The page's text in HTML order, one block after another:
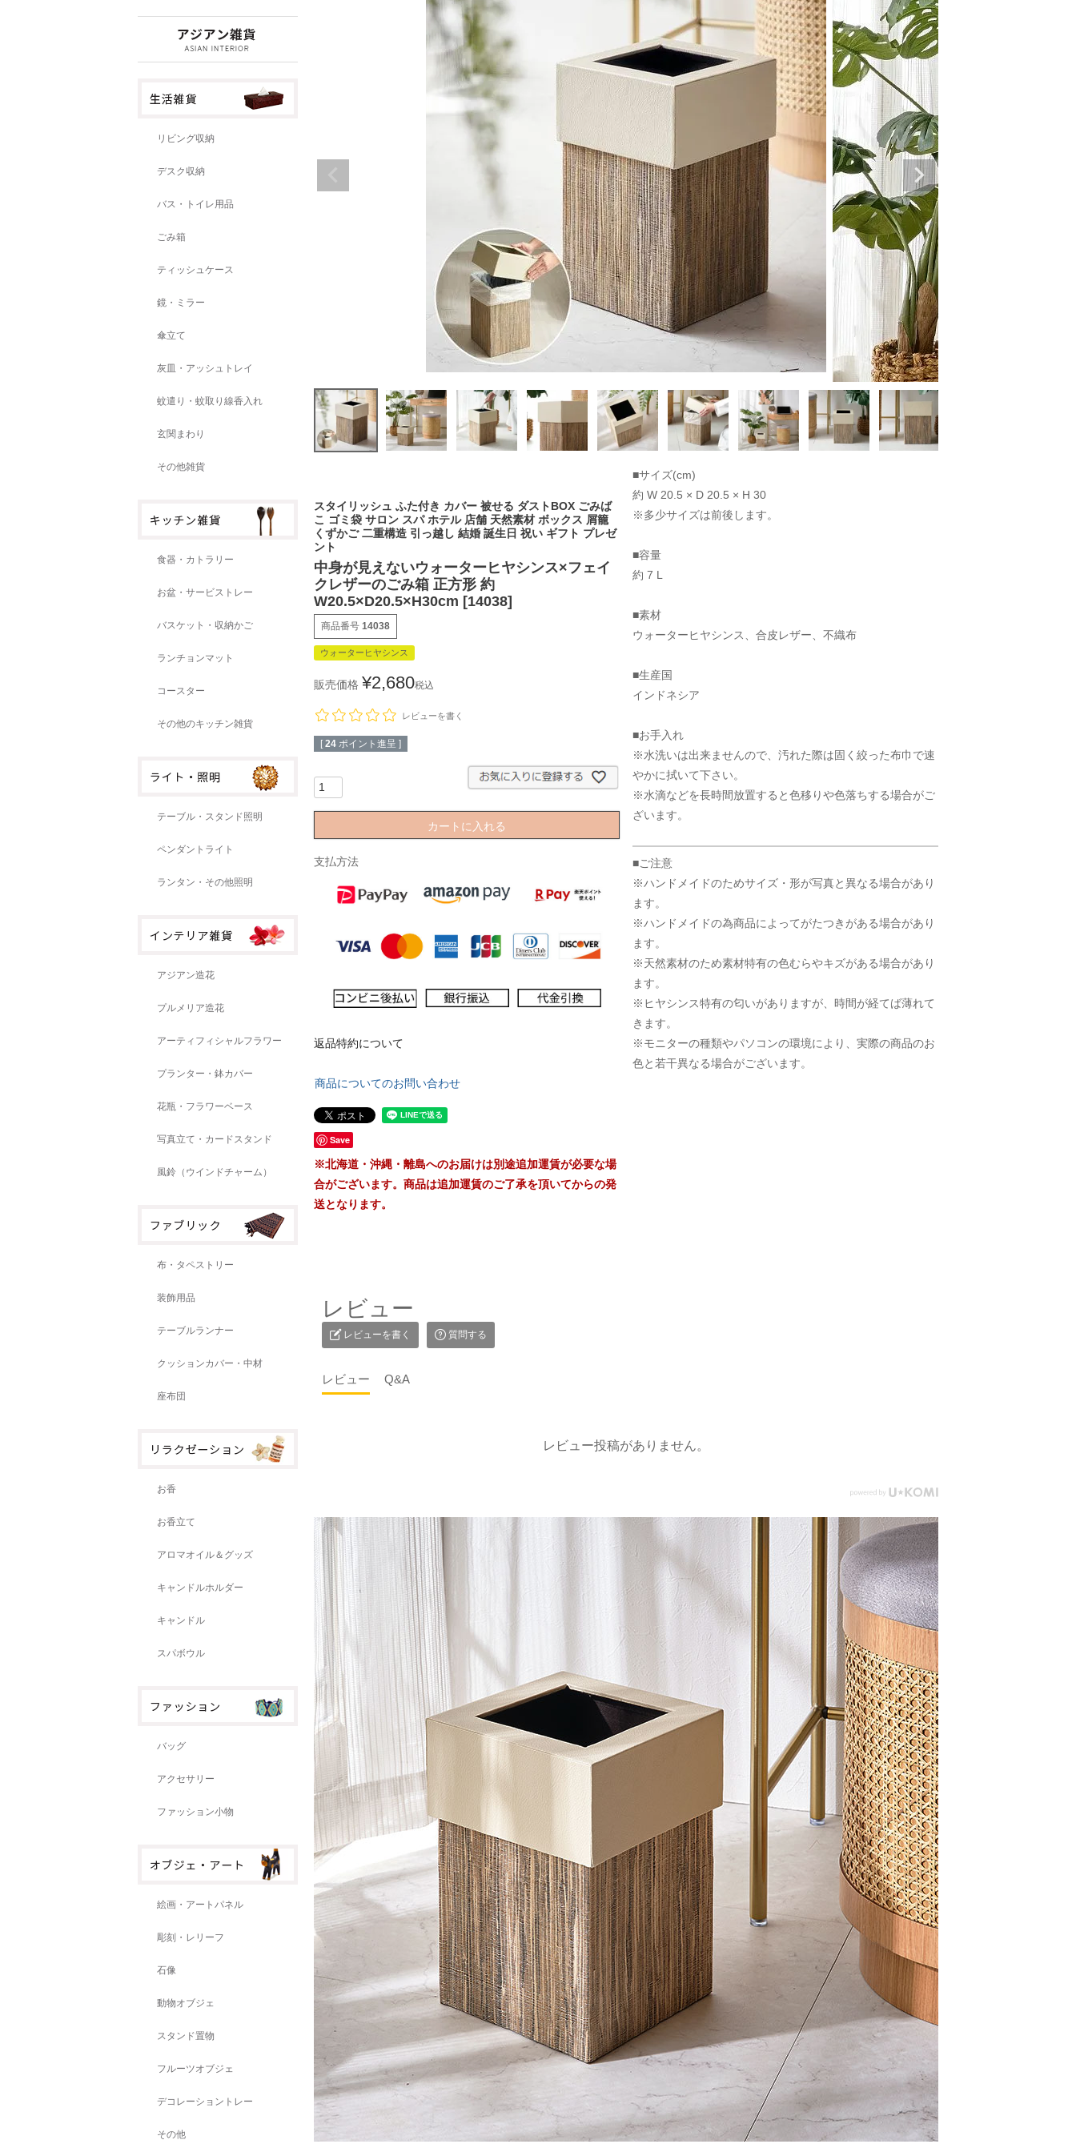
リビング収納
デスク収納
バス・トイレ用品
ごみ箱
ティッシュケース
鏡・ミラー
傘立て
灰皿・アッシュトレイ
蚊遣り・蚊取り線香入れ
玄関まわり
その他雑貨
食器・カトラリー
お盆・サービストレー
バスケット・収納かご
ランチョンマット
コースター
その他のキッチン雑貨
テーブル・スタンド照明
ペンダントライト
ランタン・その他照明
アジアン造花
プルメリア造花
アーティフィシャルフラワー
プランター・鉢カバー
花瓶・フラワーベース
写真立て・カードスタンド
風鈴（ウインドチャーム）
布・タペストリー
装飾用品
テーブルランナー
クッションカバー・中材
座布団
お香
お香立て
アロマオイル＆グッズ
キャンドルホルダー
キャンドル
スパボウル
バッグ
アクセサリー
ファッション小物
絵画・アートパネル
彫刻・レリーフ
石像
動物オブジェ
スタンド置物
フルーツオブジェ
デコレーショントレー
その他
スタイリッシュ ふた付き カバー 被せる ダストBOX ごみば
こ ゴミ袋 サロン スパ ホテル 店舗 天然素材 ボックス 屑籠
くずかご 二重構造 引っ越し 結婚 誕生日 祝い ギフト プレゼ
ント
中身が見えないウォーターヒヤシンス×フェイ
クレザーのごみ箱 正方形 約
W20.5×D20.5×H30cm [14038]
商品番号 14038
ウォーターヒヤシンス
販売価格 ¥2,680税込
レビューを書く
[ 24 ポイント進呈 ]
カートに入れる
支払方法
返品特約について
商品についてのお問い合わせ
Save
※北海道・沖縄・離島へのお届けは別途追加運賃が必要な場
合がございます。商品は追加運賃のご了承を頂いてからの発
送となります。
■サイズ(cm)
約 W 20.5 × D 20.5 × H 30
※多少サイズは前後します。
■容量
約 7 L
■素材
ウォーターヒヤシンス、合皮レザー、不織布
■生産国
インドネシア
■お手入れ
※水洗いは出来ませんので、汚れた際は固く絞った布巾で速
やかに拭いて下さい。
※水滴などを長時間放置すると色移りや色落ちする場合がご
ざいます。
■ご注意
※ハンドメイドのためサイズ・形が写真と異なる場合があり
ます。
※ハンドメイドの為商品によってがたつきがある場合があり
ます。
※天然素材のため素材特有の色むらやキズがある場合があり
ます。
※ヒヤシンス特有の匂いがありますが、時間が経てば薄れて
きます。
※モニターの種類やパソコンの環境により、実際の商品のお
色と若干異なる場合がございます。
レビュー
レビューを書く 質問する
レビュー Q&A
レビュー投稿がありません。